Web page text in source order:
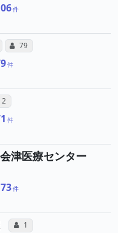
稿（合算）
病院への声と、所属医師
コミュニケーション・タイプ（
79 所属医師へのコミ
ミュニケーション・タイプ（合算
2 所属医師へのコミュニ
津医療センター
イプ（合算）
ミュニケーション・タ
コミュニケーション・タイプ
1 所属医師へのコミ